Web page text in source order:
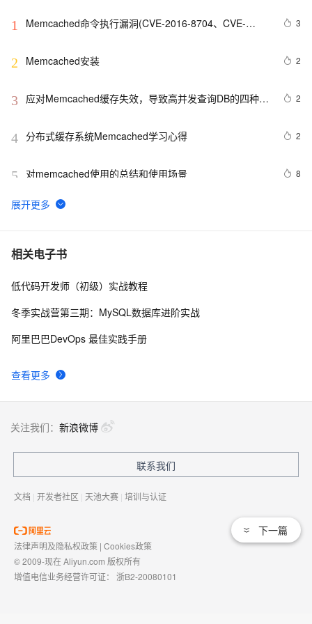
1
Memcached命令执行漏洞(CVE-2016-8704、CVE-
Memcache影响分析
3
2 Memcached安装 2
3
应对Memcached缓存失效，导致高并发查询DB的四种思
2
4 分布式缓存系统Memcached学习心得 2
5 对memcached使用的总结和使用场景 8
6 Twemproxy -- 针对MemCached与Redis的代理
7 深入了解Memcached：缓存技术的利器
8 如何编译和安装memcached
相关电子书
查看更多
低代码开发师（初级）实战教程
冬季实战营第三期：MySQL数据库进阶实战
阿里巴巴DevOps 最佳实践手册
下一篇
关注我们： 新浪微博
联系我们
文档 | 开发者社区 | 天池大赛 | 培训与认证
法律声明及隐私权政策 | Cookies政策
© 2009-现在 Aliyun.com 版权所有
增值电信业务经营许可证： 浙B2-20080101